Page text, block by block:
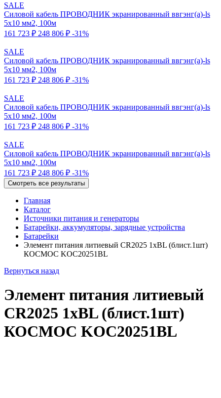
SALE
Силовой кабель ПРОВОДНИК экранированный ввгэнг(a)-ls
5x10 мм2, 100м
161 723 ₽ 248 806 ₽ -31%
SALE
Силовой кабель ПРОВОДНИК экранированный ввгэнг(a)-ls
5x10 мм2, 100м
161 723 ₽ 248 806 ₽ -31%
SALE
Силовой кабель ПРОВОДНИК экранированный ввгэнг(a)-ls
5x10 мм2, 100м
161 723 ₽ 248 806 ₽ -31%
SALE
Силовой кабель ПРОВОДНИК экранированный ввгэнг(a)-ls
5x10 мм2, 100м
161 723 ₽ 248 806 ₽ -31%
Смотреть все результаты
Главная
Каталог
Источники питания и генераторы
Батарейки, аккумуляторы, зарядные устройства
Батарейки
Элемент питания литиевый CR2025 1хBL (блист.1шт)
КОСМОС KOC20251BL
Вернуться назад
Элемент питания литиевый
CR2025 1хBL (блист.1шт)
КОСМОС KOC20251BL